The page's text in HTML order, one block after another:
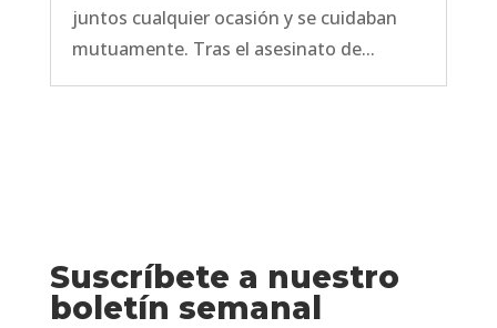
juntos cualquier ocasión y se cuidaban
mutuamente. Tras el asesinato de...
Suscríbete a nuestro
boletín semanal